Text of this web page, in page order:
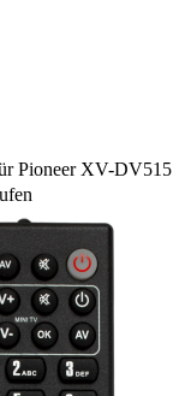
Pioneer XV-DV515